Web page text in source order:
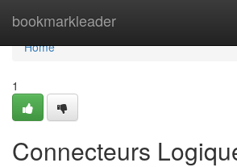
bookmarkleader
Home
Home
1
Connecteurs